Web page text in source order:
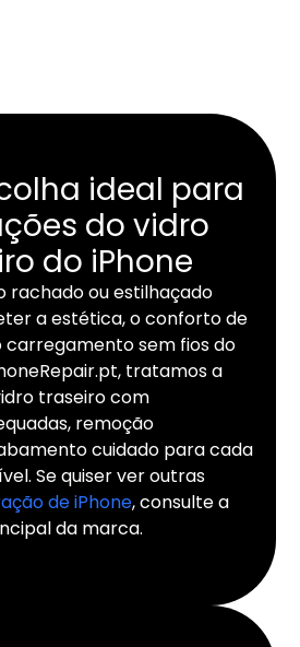
ideal para
do vidro
do iPhone
rachado ou estilhaçado
a estética, o conforto de
carregamento sem fios do
tratamos a
traseiro com
remoção
cuidado para cada
Se quiser ver outras
de iPhone, consulte a
da marca.